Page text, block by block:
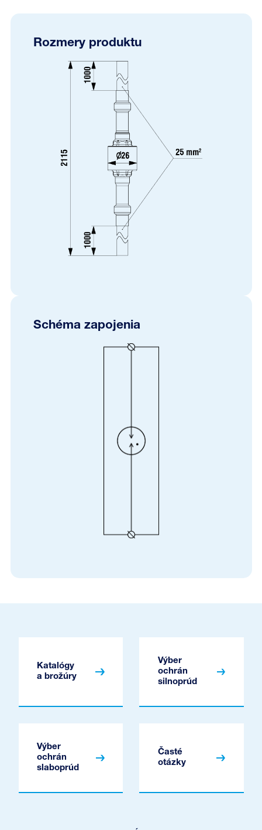
Rozmery produktu
Schéma zapojenia
Katalógy
a brožúry
Výber
ochrán
silnoprúd
Výber
ochrán
slaboprúd
Časté
otázky